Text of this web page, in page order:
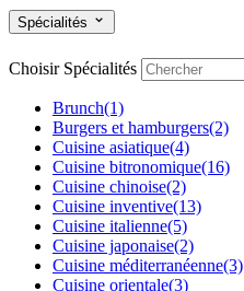
Spécialités
Choisir Spécialités
Brunch(1)
Burgers et hamburgers(2)
Cuisine asiatique(4)
Cuisine bitronomique(16)
Cuisine chinoise(2)
Cuisine inventive(13)
Cuisine italienne(5)
Cuisine japonaise(2)
Cuisine méditerranéenne(3)
Cuisine orientale(3)